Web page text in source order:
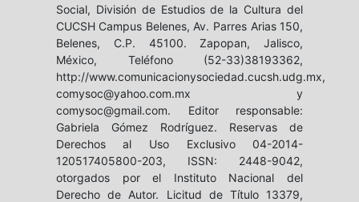
Social, División de Estudios de la Cultura del
CUCSH Campus Belenes, Av. Parres Arias 150,
Belenes, C.P. 45100. Zapopan, Jalisco,
México, Teléfono (52-33)38193362,
http://www.comunicacionysociedad.cucsh.udg.mx,
comysoc@yahoo.com.mx y
comysoc@gmail.com. Editor responsable:
Gabriela Gómez Rodríguez. Reservas de
Derechos al Uso Exclusivo 04-2014-
120517405800-203, ISSN: 2448-9042,
otorgados por el Instituto Nacional del
Derecho de Autor. Licitud de Título 13379,